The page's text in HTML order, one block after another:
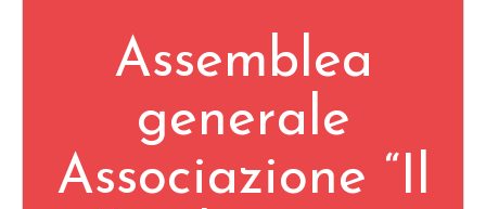
Assemblea
generale
Associazione “Il